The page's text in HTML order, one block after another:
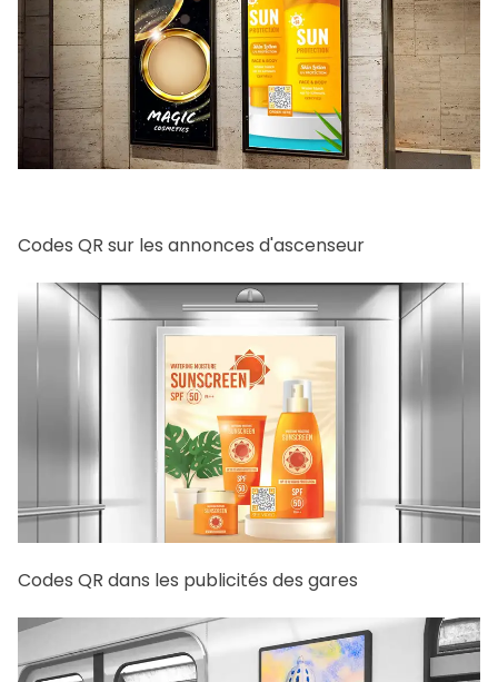
Codes QR sur les annonces d'ascenseur
Codes QR dans les publicités des gares